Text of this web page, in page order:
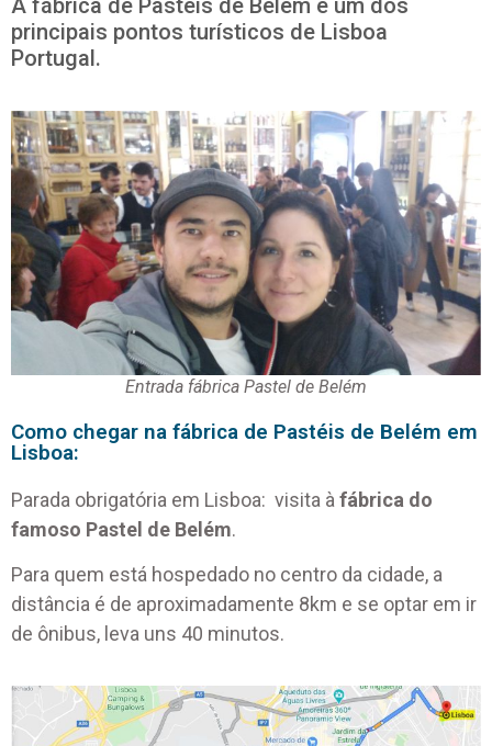
principais pontos turísticos de Lisboa
Portugal.
Entrada fábrica Pastel de Belém
Como chegar na fábrica de Pastéis de Belém em
Lisboa:
Parada obrigatória em Lisboa: visita à fábrica do
famoso Pastel de Belém.
Para quem está hospedado no centro da cidade, a
distância é de aproximadamente 8km e se optar em ir
de ônibus, leva uns 40 minutos.